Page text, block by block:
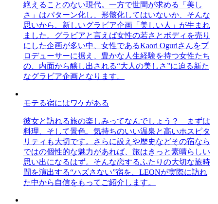
絶えることのない現代。一方で世間が求める「美し
さ」はパターン化し、形骸化してはいないか、そんな
思いから、新しいグラビア企画「美しい人」が生まれ
ました。グラビアと言えば女性の若さとボディを売り
にした企画が多い中、女性であるKaori Oguriさんをプ
ロデューサーに据え、豊かな人生経験を持つ女性たち
の、内面から醸し出される“大人の美しさ”に迫る新た
なグラビア企画となります。
モテる宿にはワケがある
彼女と訪れる旅の楽しみってなんでしょう？ まずは
料理、そして景色。気持ちのいい温泉と高いホスピタ
リティも大切です。さらに設えや歴史などその宿なら
ではの個性的な魅力があれば、旅はきっと素晴らしい
思い出になるはず。そんな恋するふたりの大切な旅時
間を演出する“ハズさない”宿を、LEONが実際に訪れ
た中から自信をもってご紹介します。